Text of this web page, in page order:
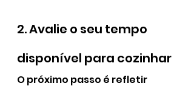
2. Avalie o seu tempo
disponível para cozinhar
O próximo passo é refletir